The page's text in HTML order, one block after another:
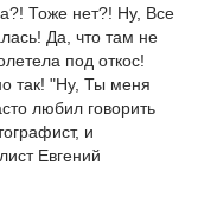
Тоже нет?! Ну, Все
Да, что там не
под откос!
так! "Ну, Ты меня
любил говорить
и
Евгений